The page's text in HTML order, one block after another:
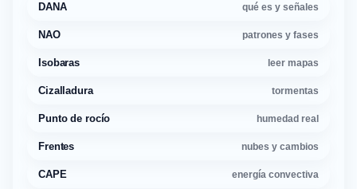
DANA qué es y señales
NAO patrones y fases
Isobaras leer mapas
Cizalladura tormentas
Punto de rocío humedad real
Frentes nubes y cambios
CAPE energía convectiva